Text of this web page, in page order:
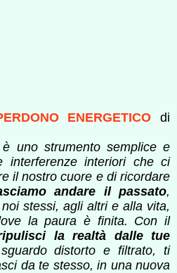
ENERGETICO di
uno strumento semplice e
interferenze interiori che ci
il nostro cuore e di ricordare
andare il passato,
stessi, agli altri e alla vita,
la paura è finita. ​Con il
la realtà dalle tue
distorto e filtrato, ti
da te stesso, in una nuova